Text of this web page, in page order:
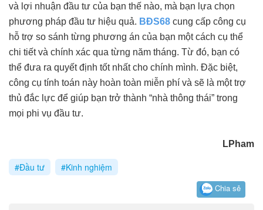
và lợi nhuận đầu tư của bạn thế nào, mà bạn lựa chọn
phương pháp đầu tư hiệu quả. BĐS68 cung cấp công cụ
hỗ trợ so sánh từng phương án của bạn một cách cụ thể
chi tiết và chính xác qua từng năm tháng. Từ đó, bạn có
thể đưa ra quyết định tốt nhất cho chính mình. Đặc biệt,
công cụ tính toán này hoàn toàn miễn phí và sẽ là một trợ
thủ đắc lực để giúp bạn trở thành “nhà thông thái” trong
mọi phi vụ đầu tư.
LPham
#Đầu tư #Kinh nghiệm
Chia sẻ